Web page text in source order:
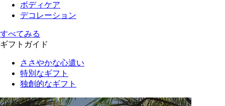
ボディケア
デコレーション
すべてみる
ギフトガイド
ささやかな心遣い
特別なギフト
独創的なギフト